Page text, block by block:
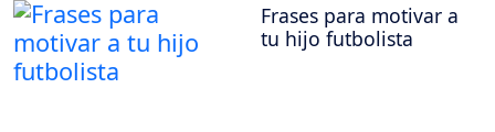
Frases para motivar a
tu hijo futbolista